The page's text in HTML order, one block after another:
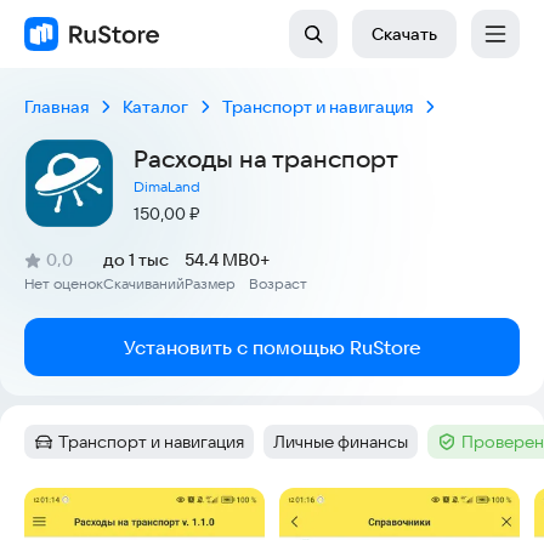
Скачать
Главная Каталог Транспорт и навигация
Расходы на транспорт
DimaLand
Цена:
150,00₽
Рейтинг:
0,0
(
Нет оценок
)
Скачиваний
до 1 тыс
Размер
54.4 MB
Возраст
0+
Установить с помощью RuStore
Категория:
Транспорт и навигация Тег:
Личные финансы Тег :
Скриншоты